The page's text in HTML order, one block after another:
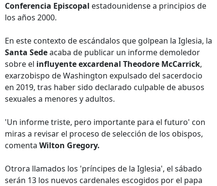
Conferencia Episcopal estadounidense a principios de
los años 2000.
En este contexto de escándalos que golpean la Iglesia, la
Santa Sedeacaba de publicar un informe demoledor
sobre el influyente excardenal Theodore McCarrick,
exarzobispo de Washington expulsado del sacerdocio
en 2019, tras haber sido declarado culpable de abusos
sexuales a menores y adultos.
'Un informe triste, pero importante para el futuro' con
miras a revisar el proceso de selección de los obispos,
comenta Wilton Gregory.
Otrora llamados los 'príncipes de la Iglesia', el sábado
serán 13 los nuevos cardenales escogidos por el papa